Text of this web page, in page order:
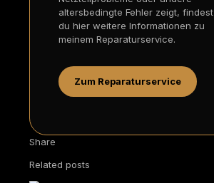
altersbedingte Fehler zeigt, findest
du hier weitere Informationen zu
meinem Reparaturservice.
Zum Reparaturservice
Share
Related posts